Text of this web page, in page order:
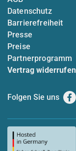
Datenschutz
Barrierefreiheit
Presse
Preise
Partnerprogramm
Vertrag widerrufen
Folgen Sie uns